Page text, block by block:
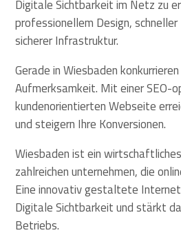
Digitale Sichtbarkeit im Netz zu
professionellem Design,
sicherer Infrastruktur.
Gerade in Wiesbaden
Aufmerksamkeit. Mit einer SEO-
kundenorientierten Webseite
und steigern Ihre Konversionen.
Wiesbaden ist ein
zahlreichen unternehmen, die
Eine innovativ gestaltete
Digitale Sichtbarkeit und stärkt
Betriebs.